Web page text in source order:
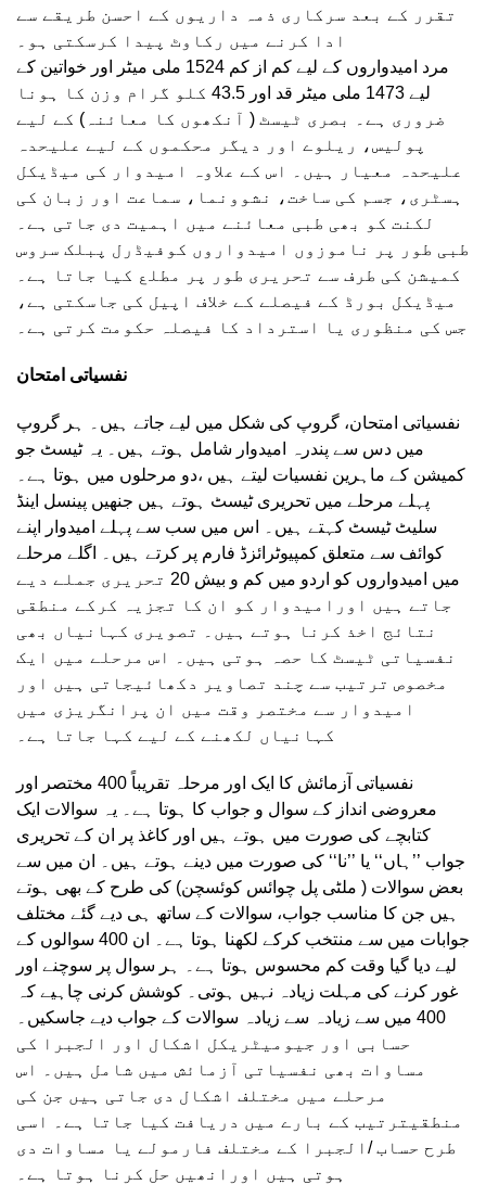
تقرر کے بعد سرکاری ذمہ داریوں کے احسن طریقے سے
ادا کرنے میں رکاوٹ پیدا کرسکتی ہو۔
مرد امیدواروں کے لیے کم از کم 1524 ملی میٹر اور خواتین کے
لیے 1473 ملی میٹر قد اور 43.5 کلو گرام وزن کا ہونا
ضروری ہے۔ بصری ٹیسٹ ( آنکھوں کا معائنہ) کے لیے
پولیس، ریلوے اور دیگر محکموں کے لیے علیحدہ
علیحدہ معیار ہیں۔ اس کے علاوہ امیدوار کی میڈیکل
ہسٹری، جسم کی ساخت، نشوونما، سماعت اور زبان کی
لکنت کو بھی طبی معائنے میں اہمیت دی جاتی ہے۔
طبی طور پر ناموزوں امیدواروں کوفیڈرل پبلک سروس
کمیشن کی طرف سے تحریری طور پر مطلع کیا جاتا ہے۔
میڈیکل بورڈ کے فیصلے کے خلاف اپیل کی جاسکتی ہے،
جس کی منظوری یا استرداد کا فیصلہ حکومت کرتی ہے۔
نفسیاتی امتحان
نفسیاتی امتحان، گروپ کی شکل میں لیے جاتے ہیں۔ ہر گروپ
میں دس سے پندرہ امیدوار شامل ہوتے ہیں۔ یہ ٹیسٹ جو
کمیشن کے ماہرین نفسیات لیتے ہیں ،دو مرحلوں میں ہوتا ہے۔
پہلے مرحلے میں تحریری ٹیسٹ ہوتے ہیں جنھیں پینسل اینڈ
سلیٹ ٹیسٹ کہتے ہیں۔ اس میں سب سے پہلے امیدوار اپنے
کوائف سے متعلق کمپیوٹرائزڈ فارم پر کرتے ہیں۔ اگلے مرحلے
میں امیدواروں کو اردو میں کم و بیش 20 تحریری جملے دیے
جاتے ہیں اورامیدوار کو ان کا تجزیہ کرکے منطقی
نتائج اخذ کرنا ہوتے ہیں۔ تصویری کہانیاں بھی
نفسیاتی ٹیسٹ کا حصہ ہوتی ہیں۔ اس مرحلے میں ایک
مخصوص ترتیب سے چند تصاویر دکھائیجاتی ہیں اور
امیدوار سے مختصر وقت میں ان پرانگریزی میں
کہانیاں لکھنے کے لیے کہا جاتا ہے۔
نفسیاتی آزمائش کا ایک اور مرحلہ تقریباً 400 مختصر اور
معروضی انداز کے سوال و جواب کا ہوتا ہے۔ یہ سوالات ایک
کتابچے کی صورت میں ہوتے ہیں اور کاغذ پر ان کے تحریری
جواب ’’ہاں‘‘ یا ’’نا‘‘ کی صورت میں دینے ہوتے ہیں۔ ان میں سے
بعض سوالات ( ملٹی پل چوائس کوئسچن) کی طرح کے بھی ہوتے
ہیں جن کا مناسب جواب، سوالات کے ساتھ ہی دیے گئے مختلف
جوابات میں سے منتخب کرکے لکھنا ہوتا ہے۔ ان 400 سوالوں کے
لیے دیا گیا وقت کم محسوس ہوتا ہے۔ ہر سوال پر سوچنے اور
غور کرنے کی مہلت زیادہ نہیں ہوتی۔ کوشش کرنی چاہیے کہ
400 میں سے زیادہ سے زیادہ سوالات کے جواب دیے جاسکیں۔
حسابی اور جیومیٹریکل اشکال اور الجبرا کی
مساوات بھی نفسیاتی آزمائش میں شامل ہیں۔ اس
مرحلے میں مختلف اشکال دی جاتی ہیں جن کی
منطقیترتیب کے بارے میں دریافت کیا جاتا ہے۔ اسی
طرح حساب /الجبرا کے مختلف فارمولے یا مساوات دی
ہوتی ہیں اورانھیں حل کرنا ہوتا ہے۔